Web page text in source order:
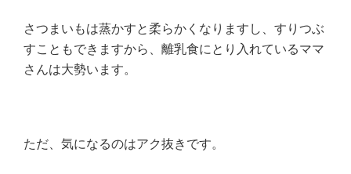
さつまいもは蒸かすと柔らかくなりますし、すりつぶ
すこともできますから、離乳食にとり入れているママ
さんは大勢います。
ただ、気になるのはアク抜きです。